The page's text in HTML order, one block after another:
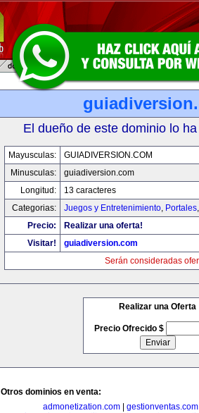
El dueño de este dominio lo
Mayusculas:
GUIADIVERSION.COM
Minusculas:
guiadiversion.com
Longitud:
13 caracteres
Categorias:
Juegos y Entretenimiento, Portales
Precio:
Realizar una oferta!
Visitar!
guiadiversion.com
Serán consideradas
Realizar una Oferta
Precio Ofrecido $
Otros dominios en venta:
admonetization.com| gestionventas.com